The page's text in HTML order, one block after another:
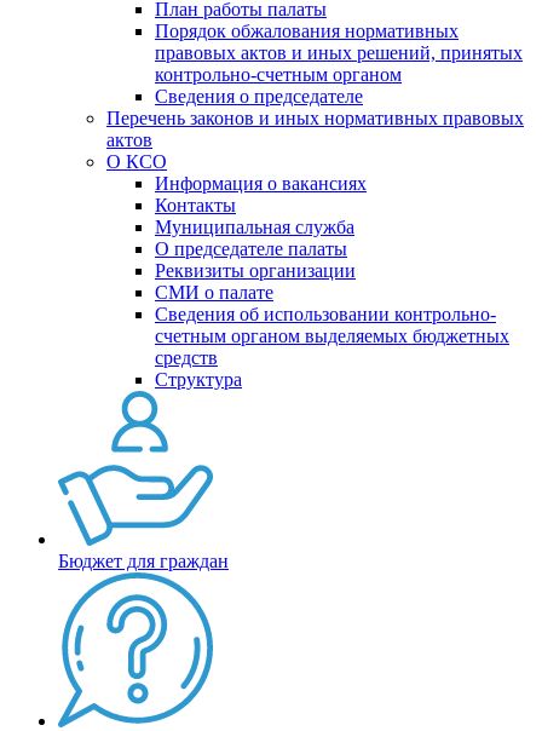
План работы палаты
Порядок обжалования нормативных
правовых актов и иных решений, принятых
контрольно-счетным органом
Сведения о председателе
Перечень законов и иных нормативных правовых
актов
О КСО
Информация о вакансиях
Контакты
Муниципальная служба
О председателе палаты
Реквизиты организации
СМИ о палате
Сведения об использовании контрольно-
счетным органом выделяемых бюджетных
средств
Структура
Бюджет для граждан